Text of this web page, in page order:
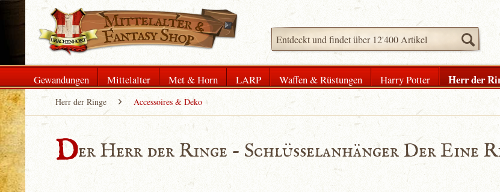
Gewandungen Mittelalter Met & Horn LARP Waffen & Rüstungen Harry Potter Herr der
Herr der Ringe Accessoires & Deko
Der Herr der Ringe - Schlüsselanhänger Der Eine